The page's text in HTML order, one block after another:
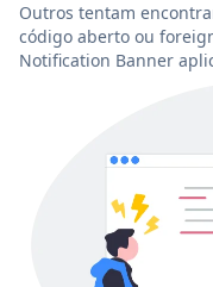
Outros tentam
código aberto ou
Notification Banner